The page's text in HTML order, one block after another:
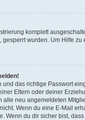
komplett
wurden. Um Hilfe
das richtige Passwort
Eltern oder deiner
neu angemeldeten
Wenn du eine E-Mail
Wenn du dir sicher bist,